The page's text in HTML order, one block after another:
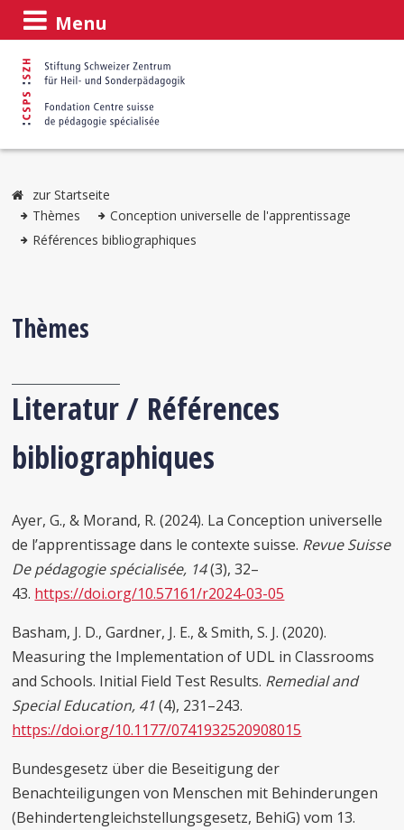
Menu
zur Startseite
Thèmes
Conception universelle de l'apprentissage
Références bibliographiques
Thèmes
Literatur / Références
bibliographiques
Ayer, G., & Morand, R. (2024). La Conception universelle
de l’apprentissage dans le contexte suisse. Revue Suisse
De pédagogie spécialisée, 14(3), 32–
43. https://doi.org/10.57161/r2024-03-05
Basham, J. D., Gardner, J. E., & Smith, S. J. (2020).
Measuring the Implementation of UDL in Classrooms
and Schools. Initial Field Test Results. Remedial and
Special Education, 41(4), 231–243.
https://doi.org/10.1177/0741932520908015
Bundesgesetz über die Beseitigung der
Benachteiligungen von Menschen mit Behinderungen
(Behindertengleichstellungsgesetz, BehiG) vom 13.